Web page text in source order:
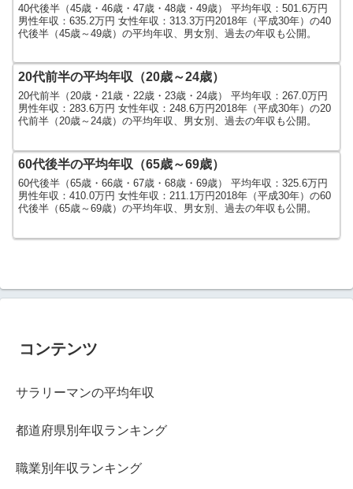
40代後半（45歳・46歳・47歳・48歳・49歳） 平均年収：501.6万円
男性年収：635.2万円 女性年収：313.3万円2018年（平成30年）の40
代後半（45歳～49歳）の平均年収、男女別、過去の年収も公開。
20代前半の平均年収（20歳～24歳）
20代前半（20歳・21歳・22歳・23歳・24歳） 平均年収：267.0万円
男性年収：283.6万円 女性年収：248.6万円2018年（平成30年）の20
代前半（20歳～24歳）の平均年収、男女別、過去の年収も公開。
60代後半の平均年収（65歳～69歳）
60代後半（65歳・66歳・67歳・68歳・69歳） 平均年収：325.6万円
男性年収：410.0万円 女性年収：211.1万円2018年（平成30年）の60
代後半（65歳～69歳）の平均年収、男女別、過去の年収も公開。
コンテンツ
サラリーマンの平均年収
都道府県別年収ランキング
職業別年収ランキング